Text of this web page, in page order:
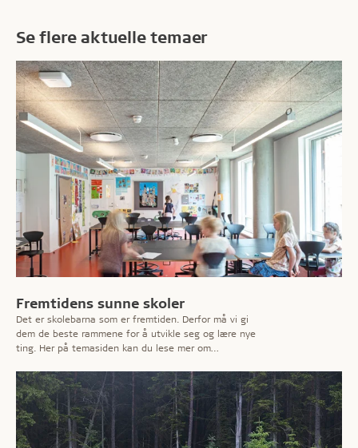
Se flere aktuelle temaer
Fremtidens sunne skoler
Det er skolebarna som er fremtiden. Derfor må vi gi
dem de beste rammene for å utvikle seg og lære nye
ting. Her på temasiden kan du lese mer om
imøtekommer behovene for effektiv læring i et sunt
inneklima.